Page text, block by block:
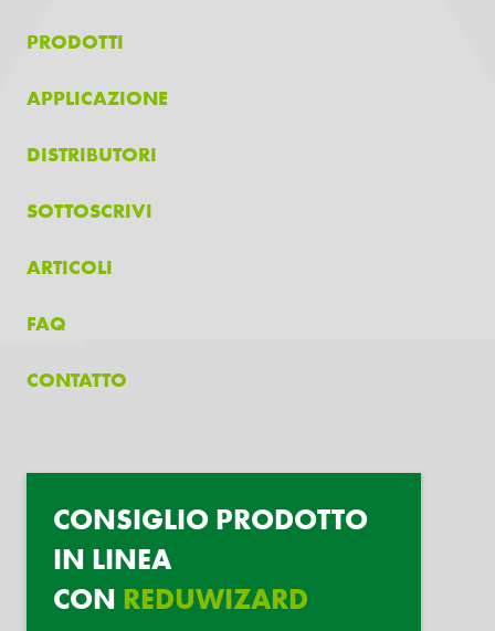
PRODOTTI
APPLICAZIONE
DISTRIBUTORI
SOTTOSCRIVI
ARTICOLI
FAQ
CONTATTO
CONSIGLIO PRODOTTO
IN LINEA
CON REDUWIZARD